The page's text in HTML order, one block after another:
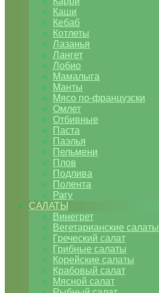
Каши
Кебаб
Котлеты
Лазанья
Лангет
Лобио
Мамалыга
Манты
Мясо по-французски
Омлет
Отбивные
Паста
Паэлья
Пельмени
Плов
Подлива
Полента
Рагу
САЛАТЫ
Винегрет
Вегетарианские салаты
Греческий салат
Грибные салаты
Корейские салаты
Крабовый салат
Мясной салат